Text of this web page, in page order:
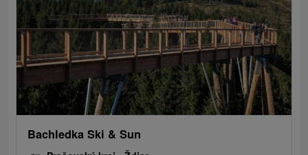
Bachledka Ski & Sun